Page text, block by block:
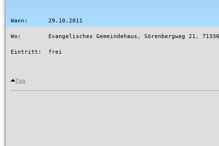
Wann:      29.10.2011
Wo:        Evangelisches Gemeindehaus, Sörenbergweg 21, 71336
Eintritt:  frei
Top